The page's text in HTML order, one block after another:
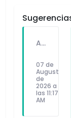
A PEDIDO DEL PÚBLICO: "SEX Y DINERO" EL NUEVO SINGLE DE FATKINGBULLA
07 de
August
de
2026 a
las 11:17
AM